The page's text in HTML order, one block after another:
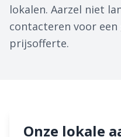
lokalen. Aarzel niet
contacteren voor
prijsofferte.
Onze lokale